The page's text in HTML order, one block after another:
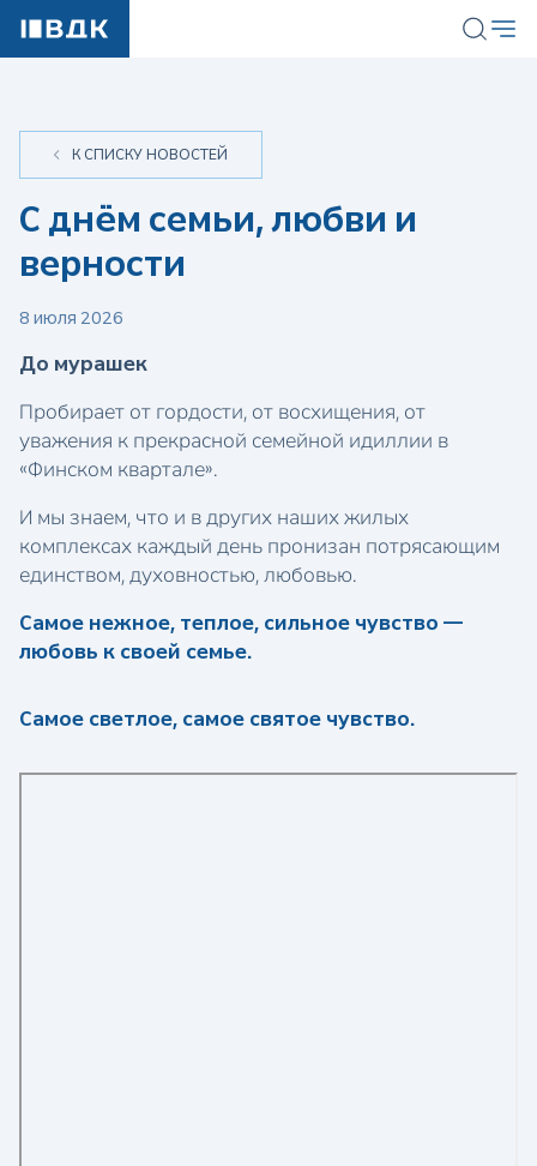
К СПИСКУ НОВОСТЕЙ
С днём семьи, любви и
верности
8 июля 2026
До мурашек
Пробирает от гордости, от восхищения, от
уважения к прекрасной семейной идиллии в
«Финском квартале».
И мы знаем, что и в других наших жилых
комплексах каждый день пронизан потрясающим
единством, духовностью, любовью.
Самое нежное, теплое, сильное чувство —
любовь к своей семье.
Самое светлое, самое святое чувство.